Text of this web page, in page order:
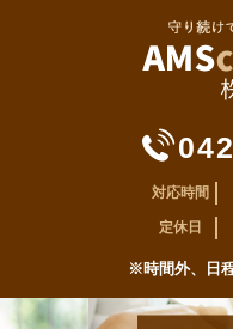
対応時間
定休日
※時間外、日